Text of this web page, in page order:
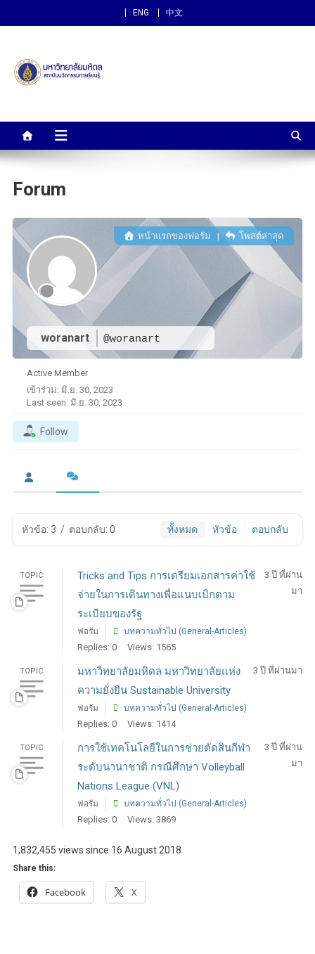
ENG 中文
สถาบันนวัตกรรมการเรียนรู้
Forum
woranart @woranart
หน้าแรกของฟอรัม | โพสต์ล่าสุด
Active Member
เข้าร่วม: มิ.ย. 30, 2023
Last seen: มิ.ย. 30, 2023
Follow
หัวข้อ: 3 / ตอบกลับ: 0 ทั้งหมด หัวข้อ ตอบกลับ
TOPIC
Tricks and Tips การเตรียมเอกสารค่าใช้
จ่ายในการเดินทางเพื่อแนบเบิกตาม
ระเบียบของรัฐ
3 ปี ที่ผ่าน
มา
ฟอรัม บทความทั่วไป (General-Articles)
Replies: 0 Views: 1565
TOPIC
มหาวิทยาลัยมหิดล มหาวิทยาลัยแห่ง
ความยั่งยืน Sustainable University
3 ปี ที่ผ่านมา
ฟอรัม บทความทั่วไป (General-Articles)
Replies: 0 Views: 1414
TOPIC
การใช้เทคโนโลยีในการช่วยตัดสินกีฬา
ระดับนานาชาติ กรณีศึกษา Volleyball
Nations League (VNL)
3 ปี ที่ผ่าน
มา
ฟอรัม บทความทั่วไป (General-Articles)
Replies: 0 Views: 3869
1,832,455 views since 16 August 2018
Share this:
Facebook X